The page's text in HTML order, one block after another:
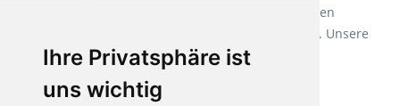
Ihre Privatsphäre ist
uns wichtig
Weichmacher und Lösungsmittel. Mit allen verfügbaren
Verlegearten ist er für jegliche Bauvorhaben attraktiv. Unsere
Empfehlung:Wineo 1000 Multi Layer XXL.
Teppiche für ein angenehmes Laufgefühl